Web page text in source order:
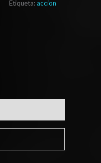
Etiqueta:accion